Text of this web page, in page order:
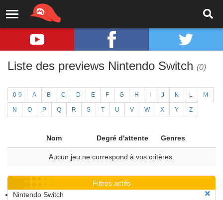
Liste des previews Nintendo Switch (0)
0-9 A B C D E F G H J K L M
N O P Q R S T U V W X Y Z
Nom Degré d'attente Genres
Aucun jeu ne correspond à vos critères.
Filtres actifs
Nintendo Switch